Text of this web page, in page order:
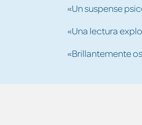
«Un suspense
«Una lectura
«Brillantemente